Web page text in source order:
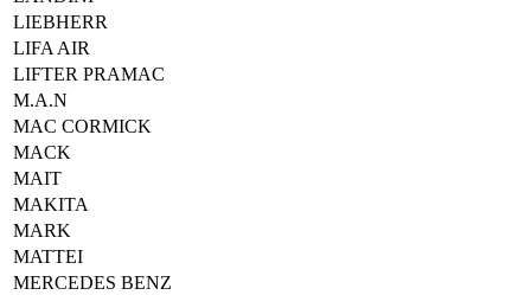
LIEBHERR
LIFA AIR
LIFTER PRAMAC
M.A.N
MAC CORMICK
MACK
MAIT
MAKITA
MARK
MATTEI
MERCEDES BENZ